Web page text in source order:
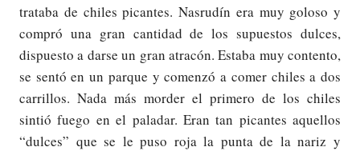
trataba de chiles picantes. Nasrudín era muy goloso y
compró una gran cantidad de los supuestos dulces,
dispuesto a darse un gran atracón. Estaba muy contento,
se sentó en un parque y comenzó a comer chiles a dos
carrillos. Nada más morder el primero de los chiles
sintió fuego en el paladar. Eran tan picantes aquellos
“dulces” que se le puso roja la punta de la nariz y